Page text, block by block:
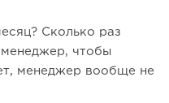
Сколько раз
чтобы
менеджер вообще не